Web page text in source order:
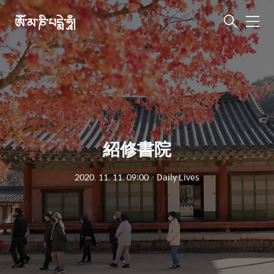
ཨོཾ་མ་ཎི་པདྨེ་ཧཱུྃ། 메
뉴
紹修書院
2020. 11. 11. 09:00ㆍDaily Lives